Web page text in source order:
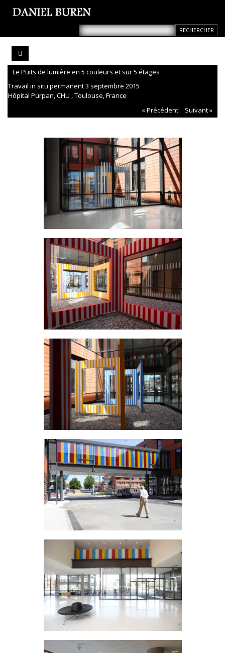
Le Puits de lumière en 5 couleurs et sur 5 étages
Travail in situ permanent 3 septembre 2015
Hôpital Purpan, CHU , Toulouse, France
« Précédent
Suivant »